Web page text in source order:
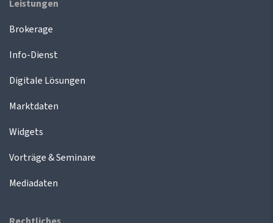
Leistungen
Brokerage
Info-Dienst
Digitale Lösungen
Marktdaten
Widgets
Vorträge & Seminare
Mediadaten